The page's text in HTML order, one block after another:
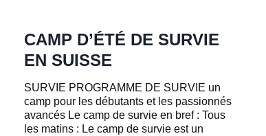
T
S
N
U
T
I
Q
CAMP D’ÉTÉ DE SURVIE
EN SUISSE
SURVIE PROGRAMME DE SURVIE un
camp pour les débutants et les passionnés
avancés Le camp de survie en bref : Tous
les matins : Le camp de survie est un